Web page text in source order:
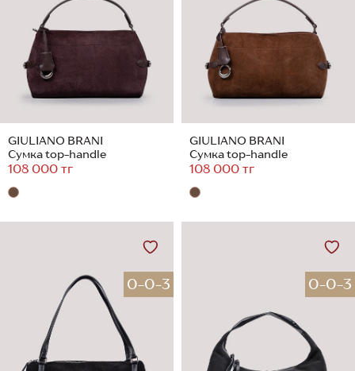
GIULIANO BRANI
Сумка top-handle
108 000 тг
GIULIANO BRANI
Сумка top-handle
108 000 тг
0-0-3 0-0-3